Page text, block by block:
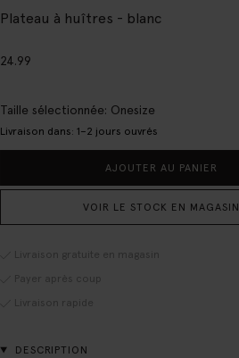
Plateau à huîtres - blanc
24.99
Taille sélectionnée: Onesize
Livraison dans: 1–2 jours ouvrés
AJOUTER AU PANIER
VOIR LE STOCK EN MAGASIN
Livraison gratuite en magasin
Payer après coup
Livraison rapide
DESCRIPTION